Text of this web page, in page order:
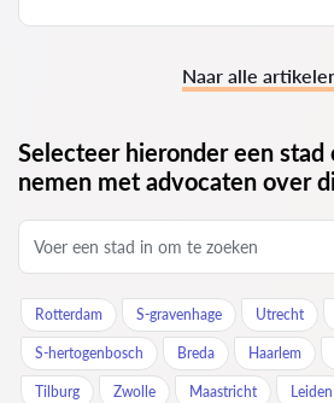
Naar alle
Selecteer hieronder een
nemen met advocaten over
Rotterdam S-gravenhage Utrecht
S-hertogenbosch Breda Haarlem
Tilburg Zwolle Maastricht Leiden